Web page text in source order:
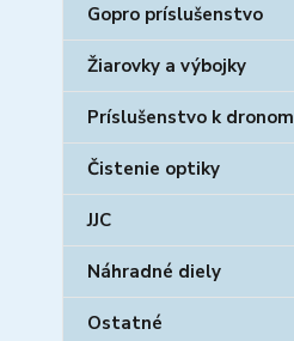
Gopro príslušenstvo
Žiarovky a výbojky
Príslušenstvo k dronom
Čistenie optiky
JJC
Náhradné diely
Ostatné